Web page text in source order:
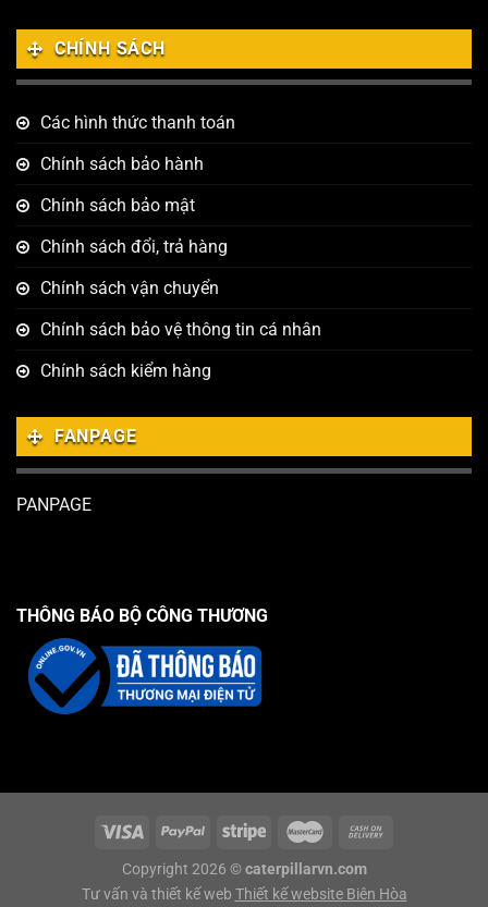
CHÍNH SÁCH
Các hình thức thanh toán
Chính sách bảo hành
Chính sách bảo mật
Chính sách đổi, trả hàng
Chính sách vận chuyển
Chính sách bảo vệ thông tin cá nhân
Chính sách kiểm hàng
FANPAGE
PANPAGE
THÔNG BÁO BỘ CÔNG THƯƠNG
Copyright 2026 © caterpillarvn.com
Tư vấn và thiết kế web Thiết kế website Biên Hòa